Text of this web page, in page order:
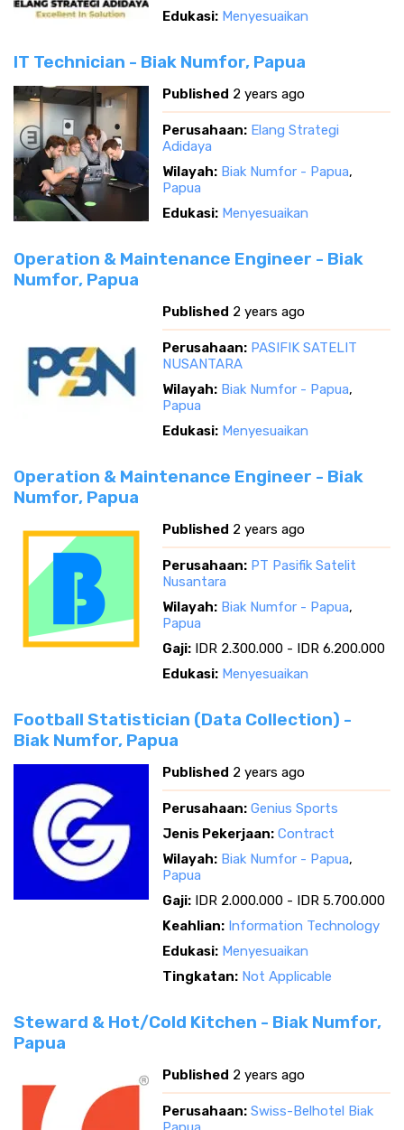
Edukasi: Menyesuaikan
IT Technician - Biak Numfor, Papua
Published 2 years ago
Perusahaan: Elang Strategi
Adidaya
Wilayah: Biak Numfor - Papua,
Papua
Edukasi: Menyesuaikan
Operation & Maintenance Engineer - Biak
Numfor, Papua
Published 2 years ago
Perusahaan: PASIFIK SATELIT
NUSANTARA
Wilayah: Biak Numfor - Papua,
Papua
Edukasi: Menyesuaikan
Operation & Maintenance Engineer - Biak
Numfor, Papua
Published 2 years ago
Perusahaan: PT Pasifik Satelit
Nusantara
Wilayah: Biak Numfor - Papua,
Papua
Gaji: IDR 2.300.000 - IDR 6.200.000
Edukasi: Menyesuaikan
Football Statistician (Data Collection) -
Biak Numfor, Papua
Published 2 years ago
Perusahaan: Genius Sports
Jenis Pekerjaan: Contract
Wilayah: Biak Numfor - Papua,
Papua
Gaji: IDR 2.000.000 - IDR 5.700.000
Keahlian: Information Technology
Edukasi: Menyesuaikan
Tingkatan: Not Applicable
Steward & Hot/Cold Kitchen - Biak Numfor,
Papua
Published 2 years ago
Perusahaan: Swiss-Belhotel Biak